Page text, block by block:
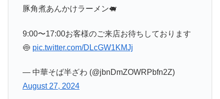
豚角煮あんかけラーメン🐖
9:00〜17:00お客様のご来店お待ちしております
🍥 pic.twitter.com/DLcGW1KMJj
— 中華そば半ざわ (@jbnDmZOWRPbfn2Z)
August 27, 2024